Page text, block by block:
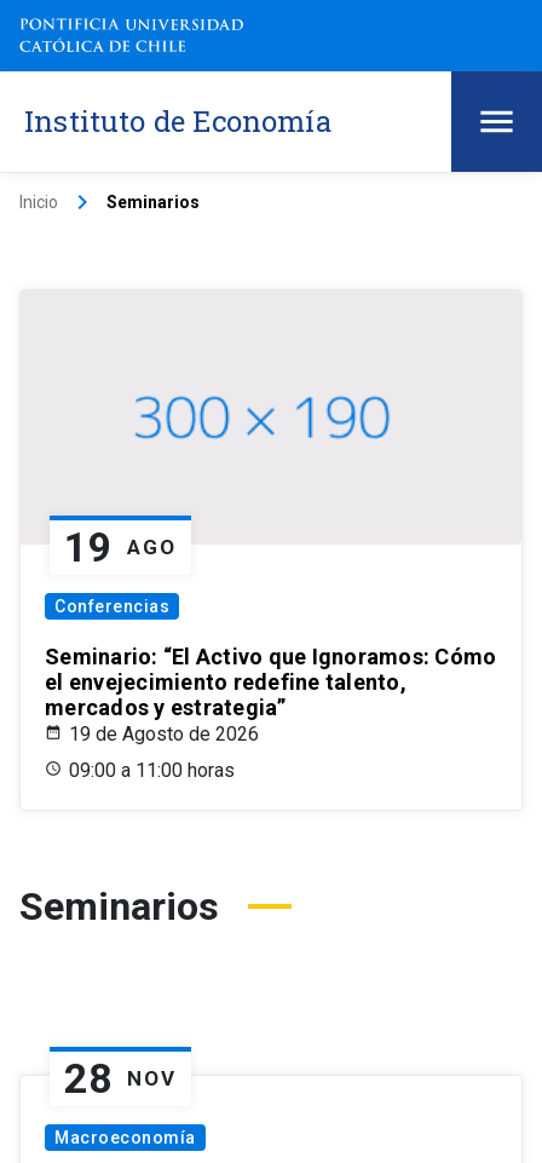
Instituto de Economía
Inicio keyboard_arrow_right Seminarios
19 AGO
Conferencias
Seminario: “El Activo que Ignoramos: Cómo
el envejecimiento redefine talento,
mercados y estrategia”
19 de Agosto de 2026
09:00 a 11:00 horas
Seminarios
28 NOV
Macroeconomía